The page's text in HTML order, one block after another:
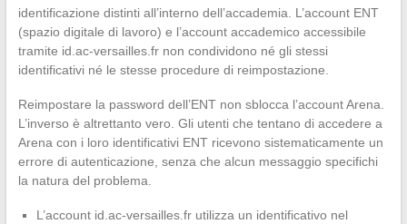
identificazione distinti all’interno dell’accademia. L’account ENT
(spazio digitale di lavoro) e l’account accademico accessibile
tramite id.ac-versailles.fr non condividono né gli stessi
identificativi né le stesse procedure di reimpostazione.
Reimpostare la password dell’ENT non sblocca l’account Arena.
L’inverso è altrettanto vero. Gli utenti che tentano di accedere a
Arena con i loro identificativi ENT ricevono sistematicamente un
errore di autenticazione, senza che alcun messaggio specifichi
la natura del problema.
L’account id.ac-versailles.fr utilizza un identificativo nel